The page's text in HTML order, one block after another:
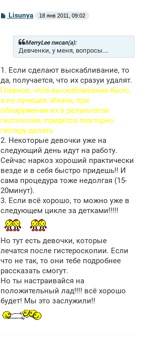
С
о
Lisunya 18 янв 2011, 09:02
MerryLee писал(а):
Девченки, у меня, вопросы....
1. Если сделают выскабливание, то
да, получается, что их сразуи удалят.
Главное, чтоб выскабливание было,
а не пункция. Иначе, при
обнаружении их в результатах
гистологии, придётся повторно
гистеру делать.
2. Некоторые девочки уже на
следующий день идут на работу.
Сейчас наркоз хороший практически
везде и в себя быстро придешь!! И
сама процедура тоже недолгая (15-
20минут).
3. Если всё хорошо, то можно уже в
следующем цикле за детками!!!!!
Но тут есть девочки, которые
лечатся после гистероскопии. Если
что не так, то они тебе подробнее
рассказать смогут.
Но ты настраивайся на
положительный лад!!!! всё хорошо
будет! Мы это заслужили!!